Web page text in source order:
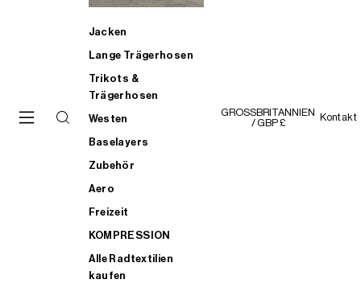
Jacken
Lange Trägerhosen
Trikots &
Trägerhosen
Westen
Baselayers
Zubehör
Aero
Freizeit
KOMPRESSION
Alle Radtextilien
kaufen
GROSSBRITANNIEN
/ GBP £
Kontakt